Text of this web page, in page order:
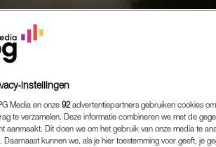
instellingen
Media en onze 92 advertentiepartners gebruiken cookies
te verzamelen. Deze informatie combineren we met de
aanmaakt. Dit doen we om het gebruik van onze media te
Daarnaast kunnen we, als je hier toestemming voor geeft, je